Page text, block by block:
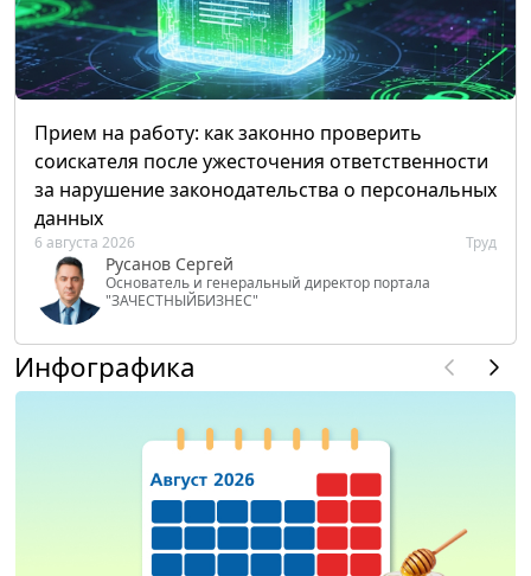
Прием на работу: как законно проверить
соискателя после ужесточения ответственности
за нарушение законодательства о персональных
данных
6 августа 2026 Труд
Русанов Сергей
Основатель и генеральный директор портала
"ЗАЧЕСТНЫЙБИЗНЕС"
Инфографика